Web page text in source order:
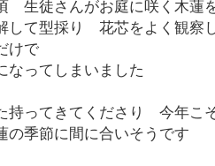
生徒さんがお庭に咲く木蓮
して型採り 花芯をよく観察
けで
なってしまいました
持ってきてくださり 今年こ
の季節に間に合いそうです